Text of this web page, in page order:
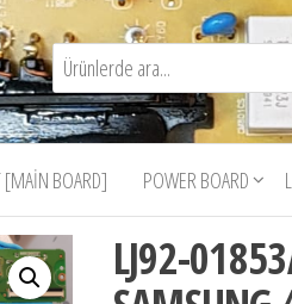
[MAIN BOARD] POWER BOARD
LJ92-